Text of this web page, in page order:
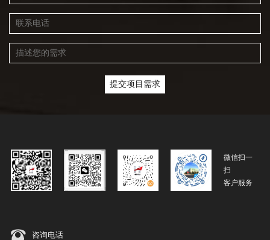
微信扫一
扫
客户服务
咨询电话